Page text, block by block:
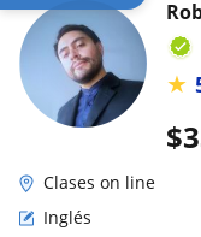
$
★
Clases on line
Inglés